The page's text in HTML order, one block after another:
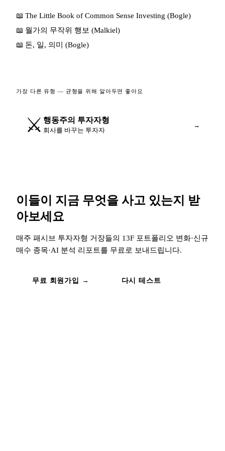
📖 The Little Book of Common Sense Investing (Bogle)
📖 월가의 무작위 행보 (Malkiel)
📖 돈, 일, 의미 (Bogle)
가장 다른 유형 — 균형을 위해 알아두면 좋아요
⚔ 행동주의 투자자형
회사를 바꾸는 투자자
→
이들이 지금 무엇을 사고 있는지 받
아보세요
매주 패시브 투자자형 거장들의 13F 포트폴리오 변화·신규
매수 종목·AI 분석 리포트를 무료로 보내드립니다.
무료 회원가입 → 다시 테스트